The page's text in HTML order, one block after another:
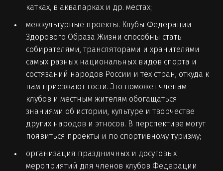
катках, в аквапарках и др. местах;
межкультурные проекты. Клубы Федерации
Здорового Образа Жизни способны стать
собирателями, трансляторами и хранителями
самых разных национальных видов спорта и
состязаний народов России и тех стран, откуда к
нам приезжают гости. Это поможет членам
клубов и местным жителям обогащаться
знаниями об истории, культуре и творчестве
других народов и этносов. В перспективе могут
появиться проекты и по спортивному туризму;
организация праздничных и досуговых
мероприятий для членов клубов Федерации